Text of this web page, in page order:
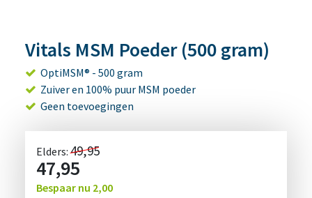
Vitals MSM Poeder (500 gram)
OptiMSM® - 500 gram
Zuiver en 100% puur MSM poeder
Geen toevoegingen
Elders:49,95
47,95
Bespaar nu 2,00